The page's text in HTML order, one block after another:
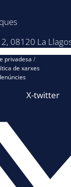
08120 La
privadesa /
de xarxes
X-twitter